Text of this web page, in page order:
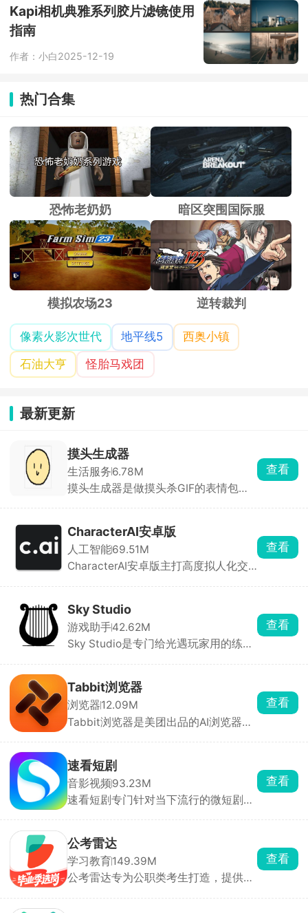
Kapi相机典雅系列胶片滤镜使用
指南
作者：小白2025-12-19
热门合集
恐怖老奶奶 暗区突围国际服
模拟农场23 逆转裁判
像素火影次世代 地平线5
西奥小镇
石油大亨
怪胎马戏团
最新更新
摸头生成器
生活服务6.78M
摸头生成器是做摸头杀GIF的表情包制
头，还有眨眼、吐舌、捏脸等动图模
板，做好的图能存成GIF，一键分享到
微信QQ。
查看
CharacterAI安卓版
人工智能69.51M
CharacterAI安卓版主打高度拟人化交
实时对话，它们能听懂你的语音、记住
你的喜好，聊起来像老朋友一样自然。
平台也支持用户自定义角色，打造你的
专属智能体。
查看
Sky Studio
游戏助手42.62M
Sky Studio是专门给光遇玩家用的练琴
保存。界面简洁操作直观，不管是新手
跟练还是大佬编曲都适用，是光遇弹琴
玩家必备的辅助工具，能大幅提升练琴
效率和编曲体验。
查看
Tabbit浏览器
浏览器12.09M
Tabbit浏览器是美团出品的AI浏览器，
据、填表单、做报表等复杂任务。适合
重度查资料、写文案、做数据的人，换
浏览器成本极低。
查看
速看短剧
音影视频93.23M
速看短剧专门针对当下流行的微短剧市
片化时间就能快速看完一整部短剧。官
方宣传是正版资源，数量非常大，完全
不存在剧荒。
查看
公考雷达
学习教育149.39M
公考雷达专为公职类考生打造，提供及
查看